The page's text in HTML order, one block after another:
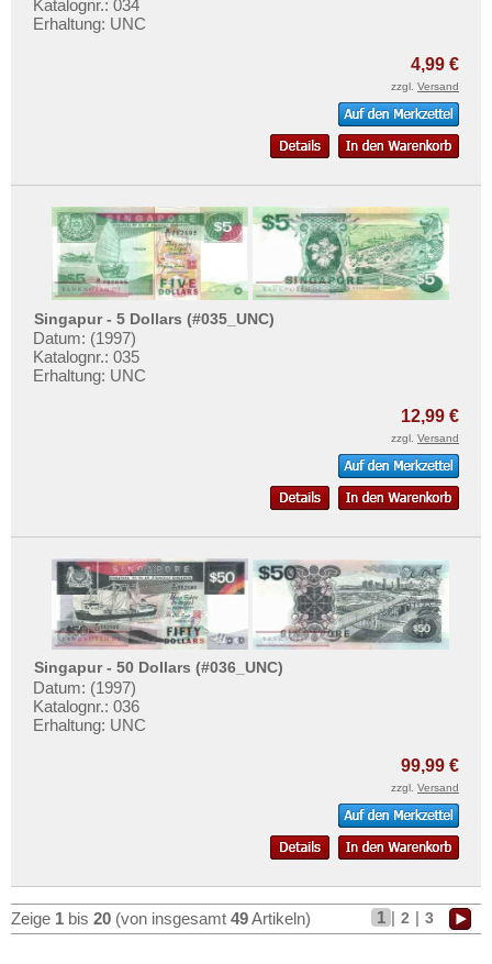
Katalognr.: 034
Erhaltung: UNC
4,99 €
zzgl. Versand
Singapur - 5 Dollars (#035_UNC)
Datum: (1997)
Katalognr.: 035
Erhaltung: UNC
12,99 €
zzgl. Versand
Singapur - 50 Dollars (#036_UNC)
Datum: (1997)
Katalognr.: 036
Erhaltung: UNC
99,99 €
zzgl. Versand
Zeige 1 bis 20 (von insgesamt 49Artikeln) 1 | 2 | 3